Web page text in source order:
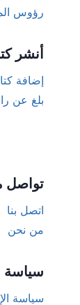
رؤوس
أنشر
إضافة
بلغ عن
تواصل
اتصل بنا
من نحن
سياسة
سياسة